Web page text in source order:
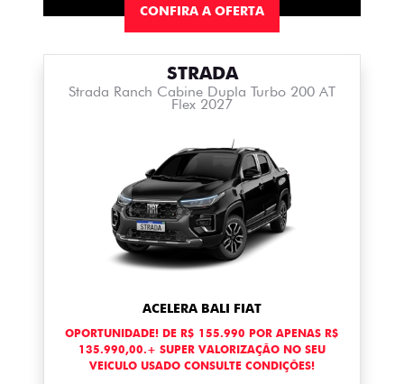
CONFIRA A OFERTA
STRADA
Strada Ranch Cabine Dupla Turbo 200 AT
Flex 2027
ACELERA BALI FIAT
OPORTUNIDADE! DE R$ 155.990 POR APENAS R$
135.990,00.+ SUPER VALORIZAÇÃO NO SEU
VEICULO USADO CONSULTE CONDIÇÕES!